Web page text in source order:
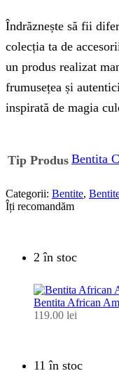
Îndrăznește să fii
colecția ta de
un produs realizat
frumusețea și
inspirată de magia
Tip Produs Bentita
Categorii: Bentite,
Îți recomandăm
2 în stoc
Bentita African
119.00 lei
11 în stoc